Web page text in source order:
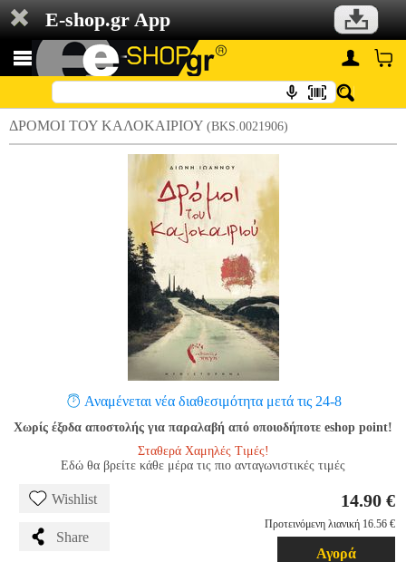
E-shop.gr App
ΔΡΟΜΟΙ ΤΟΥ ΚΑΛΟΚΑΙΡΙΟΥ (BKS.0021906)
Αναμένεται νέα διαθεσιμότητα μετά τις 24-8
Χωρίς έξοδα αποστολής για παραλαβή από οποιοδήποτε eshop point!
Σταθερά Χαμηλές Τιμές!
Εδώ θα βρείτε κάθε μέρα τις πιο ανταγωνιστικές τιμές
Wishlist
Share
14.90 €
Προτεινόμενη λιανική 16.56 €
Αγορά